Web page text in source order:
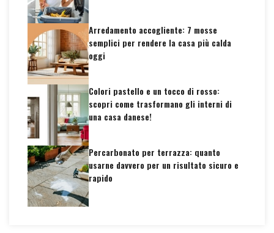
Arredamento accogliente: 7 mosse
semplici per rendere la casa più calda
oggi
Colori pastello e un tocco di rosso:
scopri come trasformano gli interni di
una casa danese!
Percarbonato per terrazza: quanto
usarne davvero per un risultato sicuro e
rapido